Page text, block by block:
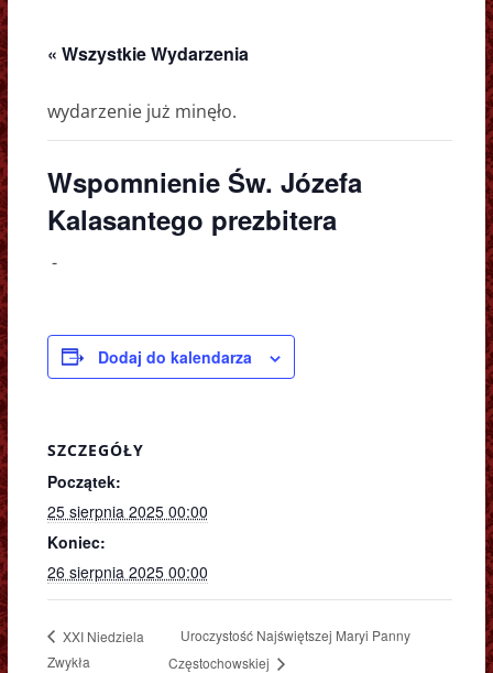
« Wszystkie Wydarzenia
wydarzenie już minęło.
Wspomnienie Św. Józefa
Kalasantego prezbitera
-
Dodaj do kalendarza
SZCZEGÓŁY
Początek:
25 sierpnia 2025 00:00
Koniec:
26 sierpnia 2025 00:00
XXI Niedziela
Zwykła
Uroczystość Najświętszej Maryi Panny
Częstochowskiej